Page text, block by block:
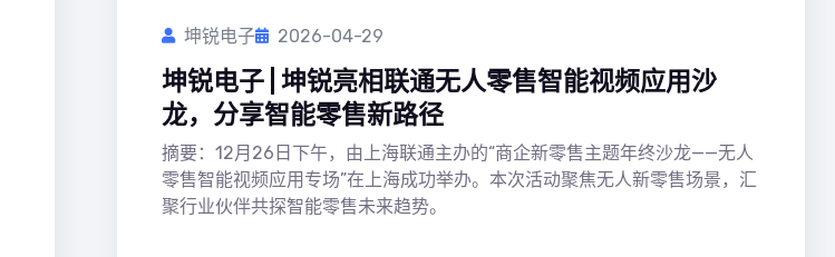
坤锐电子 2026-04-29
坤锐电子 | 坤锐亮相联通无人零售智能视频应用沙
龙，分享智能零售新路径
摘要：12月26日下午，由上海联通主办的“商企新零售主题年终沙龙——无人
零售智能视频应用专场”在上海成功举办。本次活动聚焦无人新零售场景，汇
聚行业伙伴共探智能零售未来趋势。